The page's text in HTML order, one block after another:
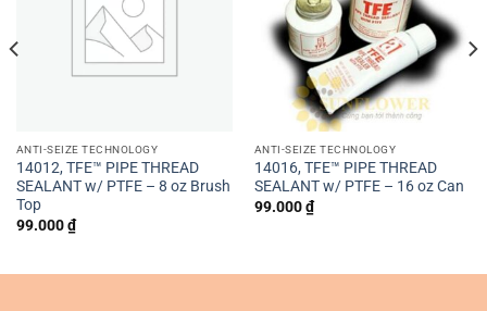
ANTI-SEIZE TECHNOLOGY
14012, TFE™ PIPE THREAD
SEALANT w/ PTFE – 8 oz Brush
Top
99.000₫
ANTI-SEIZE TECHNOLOGY
14016, TFE™ PIPE THREAD
SEALANT w/ PTFE – 16 oz Can
99.000₫